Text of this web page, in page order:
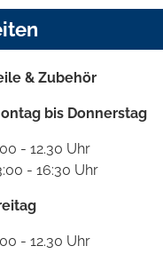
& Zubehör
bis Donnerstag
- 12.30 Uhr
- 16:30 Uhr
- 12.30 Uhr